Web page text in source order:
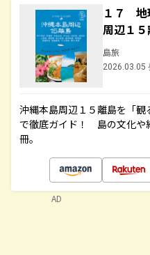
１７ 地
周辺１
島旅
2026.03.05
沖縄本島周辺１５離島を「
で徹底ガイド！ 島の文化や
冊。
AD